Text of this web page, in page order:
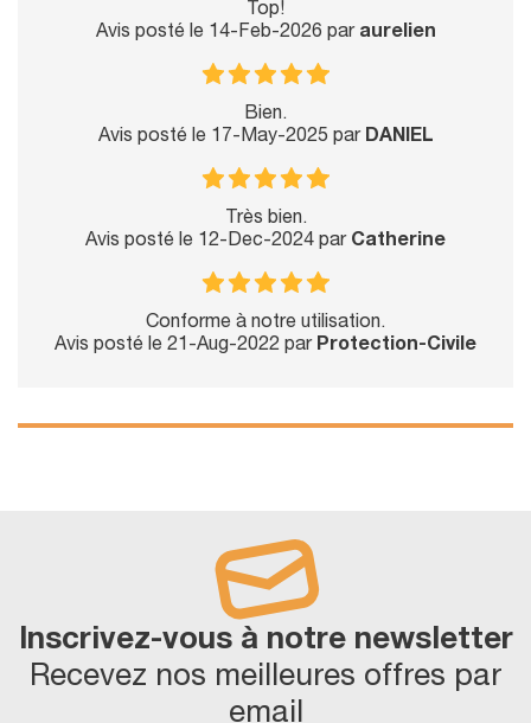
Top!
Avis posté le 14-Feb-2026 par aurelien
Bien.
Avis posté le 17-May-2025 par DANIEL
Très bien.
Avis posté le 12-Dec-2024 par Catherine
Conforme à notre utilisation.
Avis posté le 21-Aug-2022 par Protection-Civile
Inscrivez-vous à notre newsletter
Recevez nos meilleures offres par
email